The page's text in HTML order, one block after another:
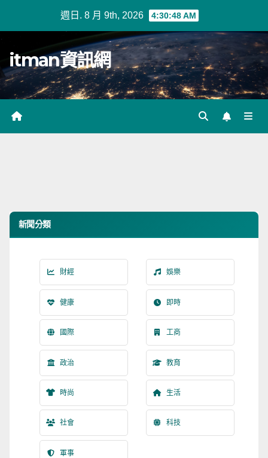
週日. 8 月 9th, 2026 4:30:48 AM
itman資訊網
新聞分類
財經 娛樂
健康 即時
國際 工商
政治 教育
時尚 生活
社會 科技
軍事